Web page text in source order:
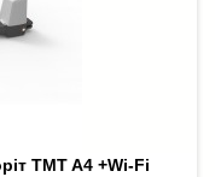
TMT A4 +Wi-Fi